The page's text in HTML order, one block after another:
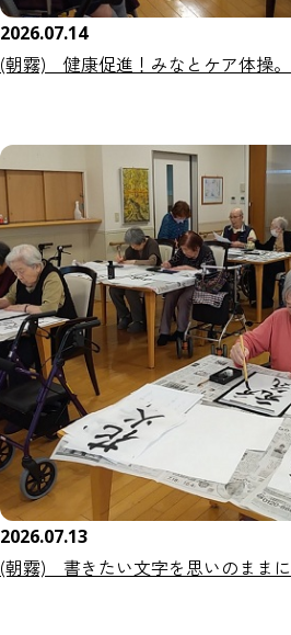
2026.07.14
(朝霧) 健康促進！みなとケア体操。
2026.07.13
(朝霧) 書きたい文字を思いのままに